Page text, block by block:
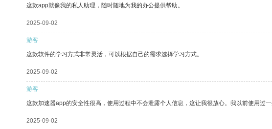
这款app就像我的私人助理，随时随地为我的办公提供帮助。
2025-09-02
游客
这款软件的学习方式非常灵活，可以根据自己的需求选择学习方式。
2025-09-02
游客
这款加速器app的安全性很高，使用过程中不会泄露个人信息，这让我很放心。我以前使用过
2025-09-02